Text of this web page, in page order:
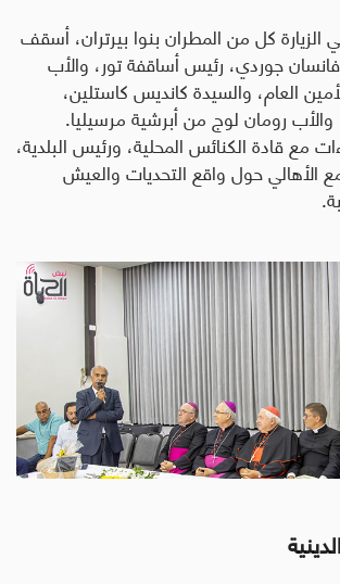
الزيارة كل من المطران بنوا بيرتران، أسقف
فانسان جوردي، رئيس أساقفة تور، والأب
العام، والسيدة كانديس كاستلين،
رومان لوج من أبرشية مرسيليا.
مع قادة الكنائس المحلية، ورئيس البلدية،
الأهالي حول واقع التحديات والعيش
.